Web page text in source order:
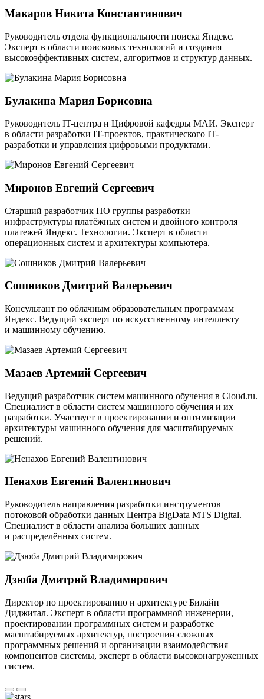
Макаров Никита Константинович
Руководитель отдела функциональности поиска Яндекс.
Эксперт в области поисковых технологий и создания
высокоэффективных систем, алгоритмов и структур данных.
Булакина Мария Борисовна
Руководитель IT-центра и Цифровой кафедры МАИ. Эксперт
в области разработки IT-проектов, практического IT-
разработки и управления цифровыми продуктами.
Миронов Евгений Сергеевич
Старший разработчик ПО группы разработки
инфраструктуры платёжных систем и двойного контроля
платежей Яндекс. Технологии. Эксперт в области
операционных систем и архитектуры компьютера.
Сошников Дмитрий Валерьевич
Консультант по облачным образовательным программам
Яндекс. Ведущий эксперт по искусственному интеллекту
и машинному обучению.
Мазаев Артемий Сергеевич
Ведущий разработчик систем машинного обучения в Cloud.ru.
Специалист в области систем машинного обучения и их
разработки. Участвует в проектировании и оптимизации
архитектуры машинного обучения для масштабируемых
решений.
Ненахов Евгений Валентинович
Руководитель направления разработки инструментов
потоковой обработки данных Центра BigData MTS Digital.
Специалист в области анализа больших данных
и распределённых систем.
Дзюба Дмитрий Владимирович
Директор по проектированию и архитектуре Билайн
Диджитал. Эксперт в области программной инженерии,
проектировании программных систем и разработке
масштабируемых архитектур, построении сложных
программных решений и организации взаимодействия
компонентов системы, эксперт в области высоконагруженных
систем.